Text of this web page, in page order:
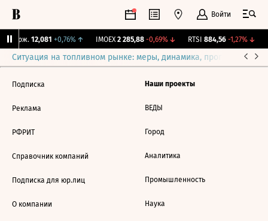
Войти
Бирж. 12,081 +0,76%↑ IMOEX 2 285,88 -0,69%↓ RTSI 884,56 -1,27%↓
Ситуация на топливном рынке: меры, динамика, прогнозы
Подписка
Реклама
РФРИТ
Справочник компаний
Подписка для юр.лиц
О компании
Наши проекты
ВЕДЫ
Город
Аналитика
Промышленность
Наука